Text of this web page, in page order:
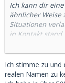
Ich kann dir
ähnlicher Weise
Situationen
in Kontakt
drohte die
absolut real; ich
aufgenommen
direkt auf das
Ich stimme zu und
realen Namen zu